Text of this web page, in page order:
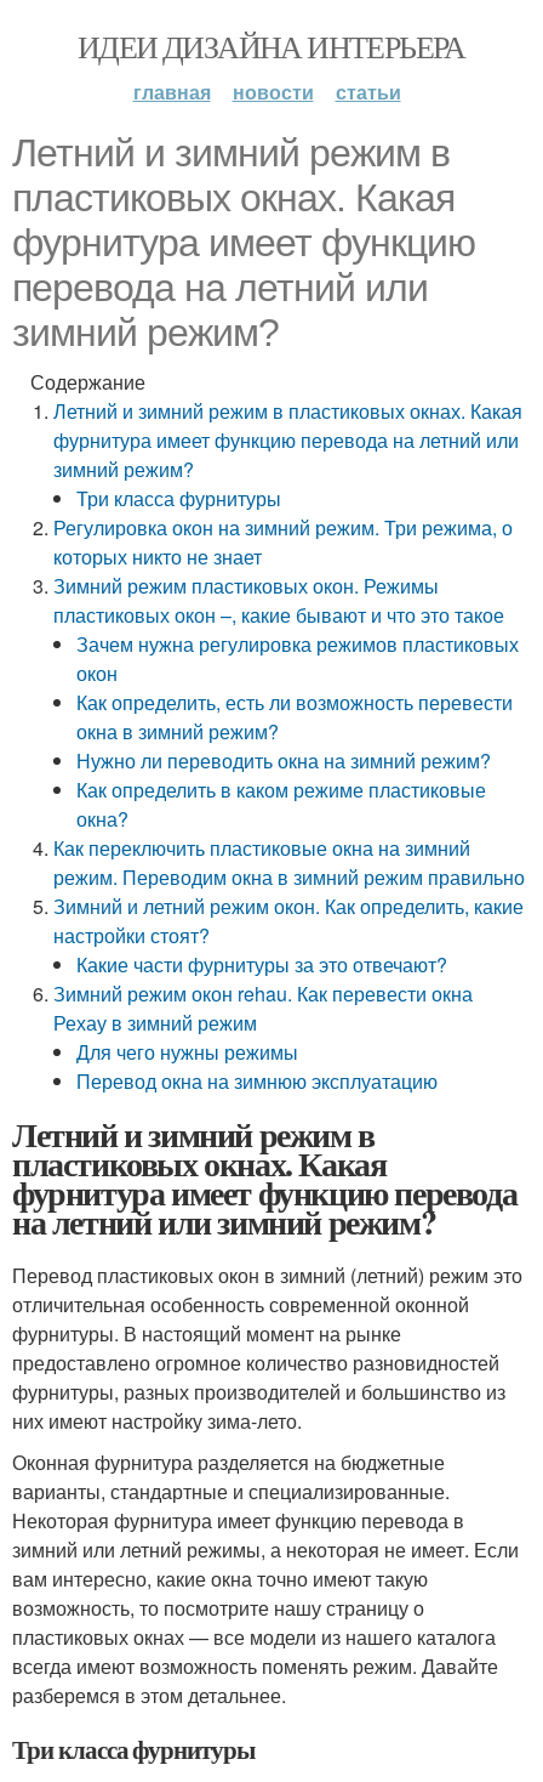
ИДЕИ ДИЗАЙНА ИНТЕРЬЕРА
главная новости статьи
Летний и зимний режим в
пластиковых окнах. Какая
фурнитура имеет функцию
перевода на летний или
зимний режим?
Содержание
Летний и зимний режим в пластиковых окнах. Какая
фурнитура имеет функцию перевода на летний или
зимний режим?
Три класса фурнитуры
Регулировка окон на зимний режим. Три режима, о
которых никто не знает
Зимний режим пластиковых окон. Режимы
пластиковых окон –, какие бывают и что это такое
Зачем нужна регулировка режимов пластиковых
окон
Как определить, есть ли возможность перевести
окна в зимний режим?
Нужно ли переводить окна на зимний режим?
Как определить в каком режиме пластиковые
окна?
Как переключить пластиковые окна на зимний
режим. Переводим окна в зимний режим правильно
Зимний и летний режим окон. Как определить, какие
настройки стоят?
Какие части фурнитуры за это отвечают?
Зимний режим окон rehau. Как перевести окна
Рехау в зимний режим
Для чего нужны режимы
Перевод окна на зимнюю эксплуатацию
Летний и зимний режим в
пластиковых окнах. Какая
фурнитура имеет функцию перевода
на летний или зимний режим?
Перевод пластиковых окон в зимний (летний) режим это
отличительная особенность современной оконной
фурнитуры. В настоящий момент на рынке
предоставлено огромное количество разновидностей
фурнитуры, разных производителей и большинство из
них имеют настройку зима-лето.
Оконная фурнитура разделяется на бюджетные
варианты, стандартные и специализированные.
Некоторая фурнитура имеет функцию перевода в
зимний или летний режимы, а некоторая не имеет. Если
вам интересно, какие окна точно имеют такую
возможность, то посмотрите нашу страницу о
пластиковых окнах — все модели из нашего каталога
всегда имеют возможность поменять режим. Давайте
разберемся в этом детальнее.
Три класса фурнитуры